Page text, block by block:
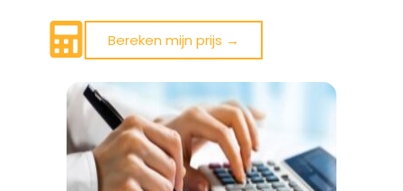
Bereken mijn prijs →